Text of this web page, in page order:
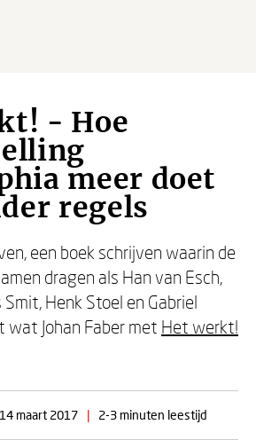
- Hoe
meer doet
regels
een boek schrijven waarin de
dragen als Han van Esch,
Smit, Henk Stoel en Gabriel
wat Johan Faber met Het werkt!
14 maart 2017 | 2-3 minuten leestijd